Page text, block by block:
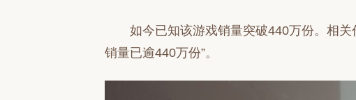
如今已知该游戏销量突破440万份。相
销量已逾440万份”。